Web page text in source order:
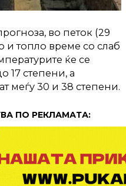
во петок (29
и топло време со слаб
ќе се
17 степени, а
меѓу 30 и 38 степени.
ПО РЕКЛАМАТА: